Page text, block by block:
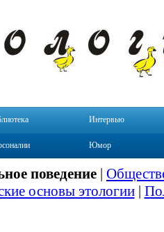
Интервью
Юмор
поведение |
основы этологии|